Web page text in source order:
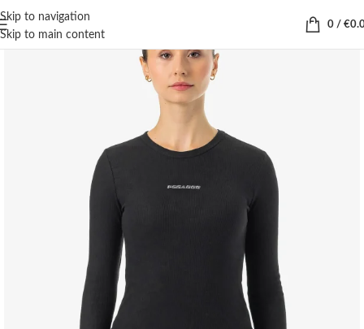
Skip to navigation
Skip to main content
0 / €